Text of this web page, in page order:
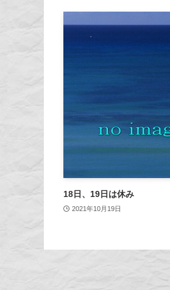
18日、19日は休み
2021年10月19日